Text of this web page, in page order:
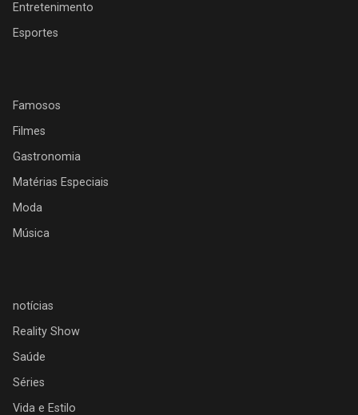
Entretenimento
Esportes
Famosos
Filmes
Gastronomia
Matérias Especiais
Moda
Música
notícias
Reality Show
Saúde
Séries
Vida e Estilo